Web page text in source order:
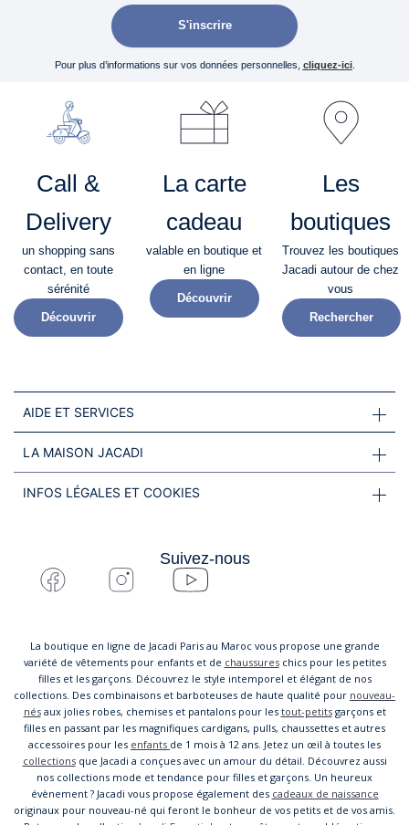
S'inscrire
Pour plus d’informations sur vos données personnelles, cliquez-ici.
Call &
Delivery
un shopping sans
contact, en toute
sérénité​
Découvrir
La carte
cadeau
valable en boutique et
en ligne
Découvrir
Les
boutiques
Trouvez les boutiques
Jacadi autour de chez
vous
Rechercher
AIDE ET SERVICES
LA MAISON JACADI
INFOS LÉGALES ET COOKIES
Suivez-nous
La boutique en ligne de Jacadi Paris au Maroc vous propose une grande
variété de vêtements pour enfants et de chaussureschics pour les petites
filles et les garçons. Découvrez le style intemporel et élégant de nos
collections. Des combinaisons et barboteuses de haute qualité pour nouveau-
nésaux jolies robes, chemises et pantalons pour les tout-petitsgarçons et
filles en passant par les magnifiques cardigans, pulls, chaussettes et autres
accessoires pour les enfants de 1 mois à 12 ans. Jetez un œil à toutes les
collectionsque Jacadi a conçues avec un amour du détail. Découvrez aussi
nos collections mode et tendance pour filles et garçons. Un heureux
évènement ? Jacadi vous propose également des cadeaux de naissance
originaux pour nouveau-né qui feront le bonheur de vos petits et de vos amis.